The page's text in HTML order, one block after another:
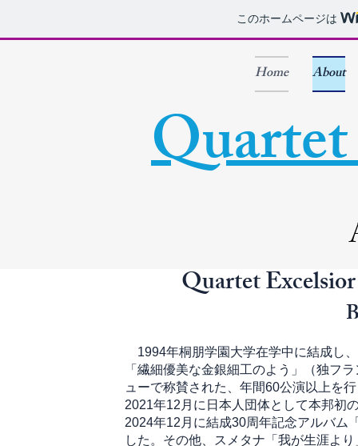
このホームページは
Home About
Quartet
1994年桐朋学園大学在学中に結成し
「繊細優美な金銀細工のよう」（独フ
ューで称賛された、年間60公演以上を
2021年12月に日本人団体として本邦初
2024年12月に結成30周年記念アルバム
した。その他、スメタナ「我が生涯よ